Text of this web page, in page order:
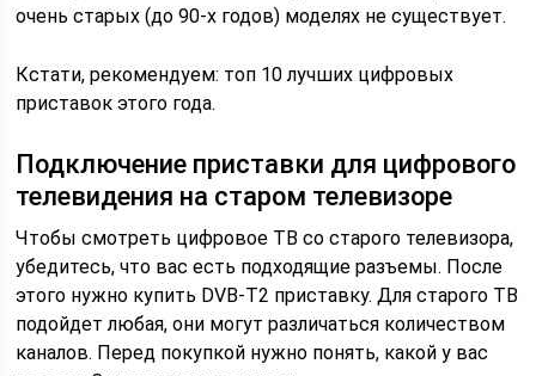
очень старых (до 90-х годов) моделях не существует.
Кстати, рекомендуем: топ 10 лучших цифровых
приставок этого года.
Подключение приставки для цифрового
телевидения на старом телевизоре
Чтобы смотреть цифровое ТВ со старого телевизора,
убедитесь, что вас есть подходящие разъемы. После
этого нужно купить DVB-T2 приставку. Для старого ТВ
подойдет любая, они могут различаться количеством
каналов. Перед покупкой нужно понять, какой у вас